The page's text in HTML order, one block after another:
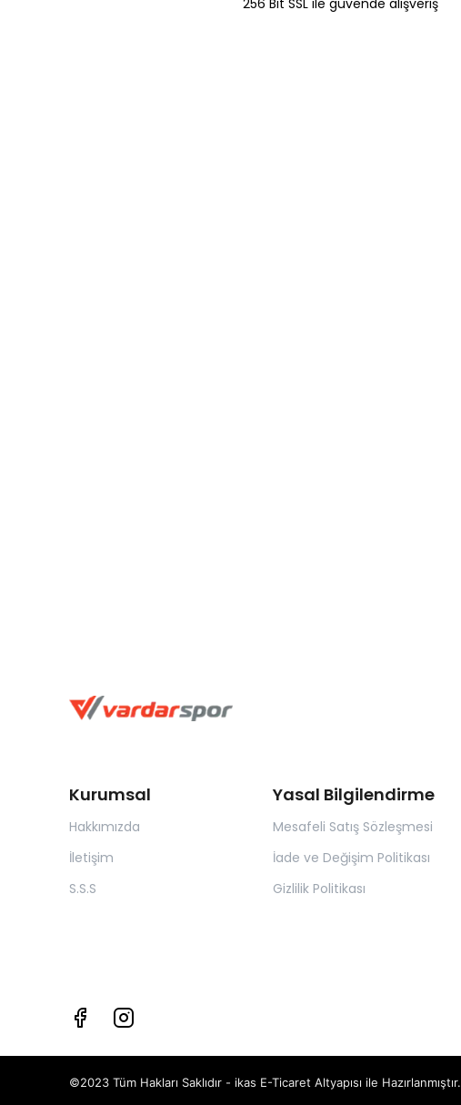
Kurumsal
Hakkımızda
İletişim
S.S.S
Yasal Bilgilendirme
Mesafeli Satış Sözleşmesi
İade ve Değişim Politikası
Gizlilik Politikası
©2023 Tüm Hakları Saklıdır - ikas E-Ticaret Altyapısı ile Hazırlanmıştır.